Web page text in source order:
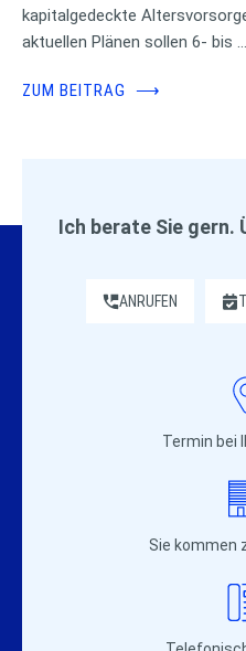
kapitalgedeckte
aktuellen Plänen sollen 6- bis …
ZUM BEITRAG ⟶
Ich berate Sie gern.
ANRUFEN
Termin bei
Sie kommen